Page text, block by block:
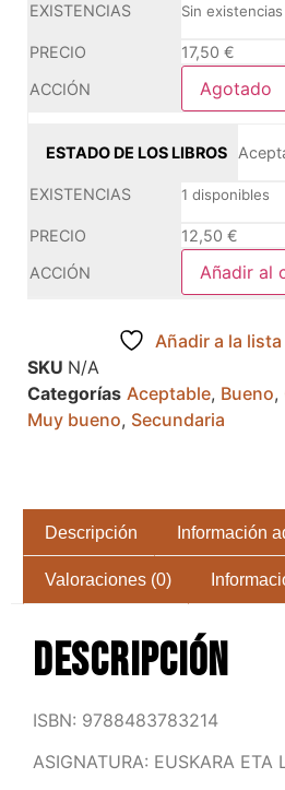
Sin existencias
17,50 €
Agotado
1 disponibles
12,50 €
Añadir al
Añadir a la
SKU N/A
Categorías Aceptable, Bueno,
Muy bueno, Secundaria
Descripción Información
Valoraciones (0)
Descripción
ISBN: 9788483783214
ASIGNATURA: EUSKARA ETA